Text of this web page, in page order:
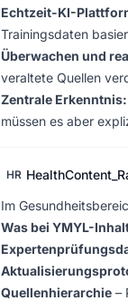
Echtzeit-KI-
Trainingsdaten
Überwachen und
veraltete Quellen
Zentrale Erkenntnis:
müssen es aber
HR
Im
Was bei YMYL-
Quellenhierarchie –